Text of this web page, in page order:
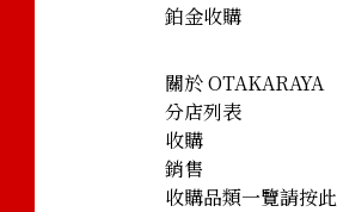
鉑金收購
關於 OTAKARAYA
分店列表
收購
銷售
收購品類一覽請按此